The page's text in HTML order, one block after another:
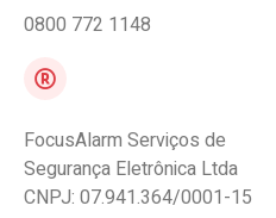
0800 772 1148
FocusAlarm Serviços de
Segurança Eletrônica Ltda
CNPJ: 07.941.364/0001-15